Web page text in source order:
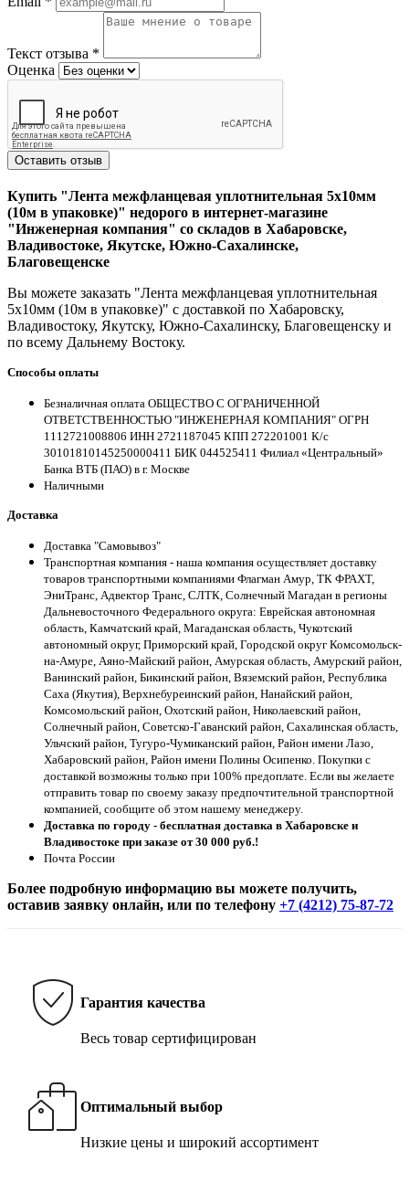
Текст отзыва *
Оценка
Оставить отзыв
Купить "Лента межфланцевая уплотнительная 5х10мм
(10м в упаковке)" недорого в интернет-магазине
"Инженерная компания" со складов в Хабаровске,
Владивостоке, Якутске, Южно-Сахалинске,
Благовещенске
Вы можете заказать "Лента межфланцевая уплотнительная
5х10мм (10м в упаковке)" с доставкой по Хабаровску,
Владивостоку, Якутску, Южно-Сахалинску, Благовещенску и
по всему Дальнему Востоку.
Способы оплаты
Безналичная оплата ОБЩЕСТВО С ОГРАНИЧЕННОЙ
ОТВЕТСТВЕННОСТЬЮ "ИНЖЕНЕРНАЯ КОМПАНИЯ" ОГРН
1112721008806 ИНН 2721187045 КПП 272201001 К/с
30101810145250000411 БИК 044525411 Филиал «Центральный»
Банка ВТБ (ПАО) в г. Москве
Наличными
Доставка
Доставка "Самовывоз"
Транспортная компания - наша компания осуществляет доставку
товаров транспортными компаниями Флагман Амур, ТК ФРАХТ,
ЭниТранс, Адвектор Транс, СЛТК, Солнечный Магадан в регионы
Дальневосточного Федерального округа: Еврейская автономная
область, Камчатский край, Магаданская область, Чукотский
автономный округ, Приморский край, Городской округ Комсомольск-
на-Амуре, Аяно-Майский район, Амурская область, Амурский район,
Ванинский район, Бикинский район, Вяземский район, Республика
Саха (Якутия), Верхнебуреинский район, Нанайский район,
Комсомольский район, Охотский район, Николаевский район,
Солнечный район, Советско-Гаванский район, Сахалинская область,
Ульчский район, Тугуро-Чумиканский район, Район имени Лазо,
Хабаровский район, Район имени Полины Осипенко. Покупки с
доставкой возможны только при 100% предоплате. Если вы желаете
отправить товар по своему заказу предпочтительной транспортной
компанией, сообщите об этом нашему менеджеру.
Доставка по городу - бесплатная доставка в Хабаровске и
Владивостоке при заказе от 30 000 руб.!
Почта России
Более подробную информацию вы можете получить,
оставив заявку онлайн, или по телефону +7 (4212) 75-87-72
Гарантия качества
Весь товар сертифицирован
Оптимальный выбор
Низкие цены и широкий ассортимент